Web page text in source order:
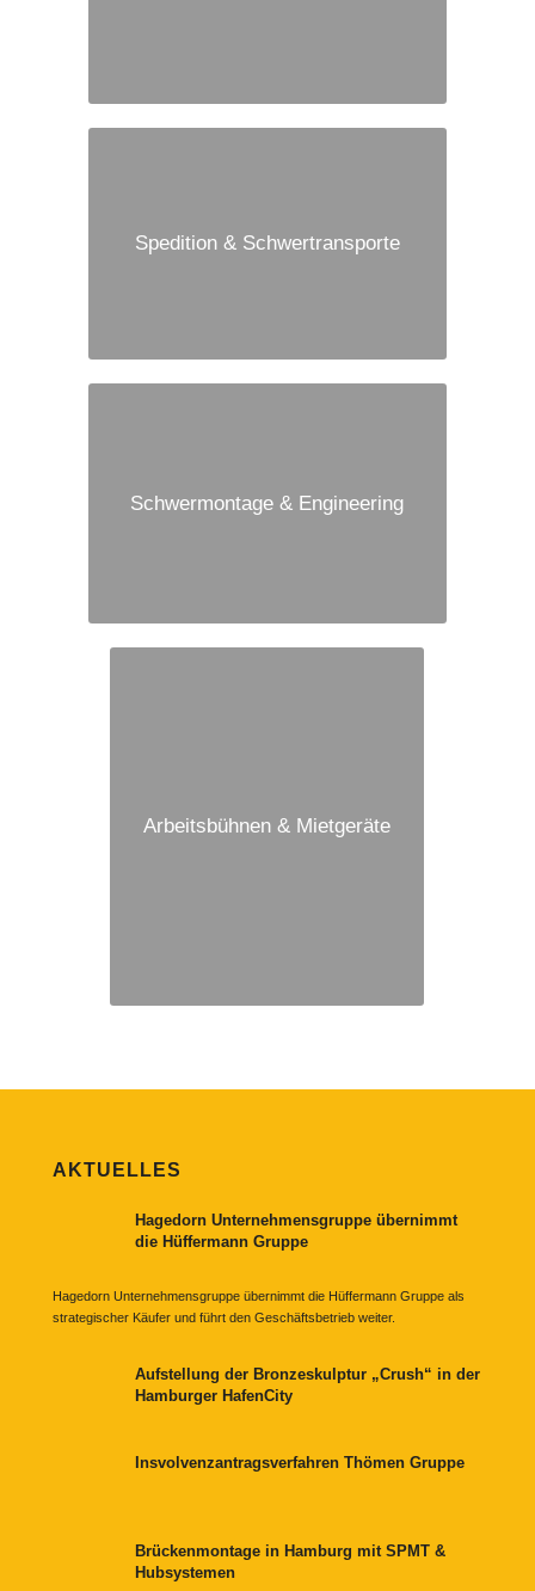
Spedition & Schwertransporte
Schwermontage & Engineering
Arbeitsbühnen & Mietgeräte
AKTUELLES
Hagedorn Unternehmensgruppe übernimmt
die Hüffermann Gruppe
Hagedorn Unternehmensgruppe übernimmt die Hüffermann Gruppe als
strategischer Käufer und führt den Geschäftsbetrieb weiter.
Aufstellung der Bronzeskulptur „Crush“ in der
Hamburger HafenCity
Insvolvenzantragsverfahren Thömen Gruppe
Brückenmontage in Hamburg mit SPMT &
Hubsystemen